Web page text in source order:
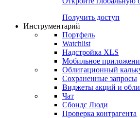
Получить доступ
Инструментарий
Портфель
Watchlist
Надстройка XLS
Мобильное
Облигационный
Сохраненные запросы
Виджеты акций и
Чат
Сбондс Люди
Проверка контрагента